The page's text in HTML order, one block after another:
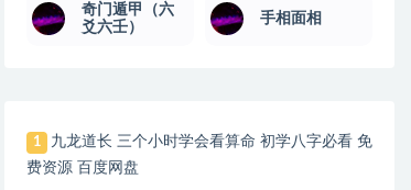
奇门遁甲（六
爻六壬）
手相面相
1
九龙道长 三个小时学会看算命 初学八字必看 免
费资源 百度网盘